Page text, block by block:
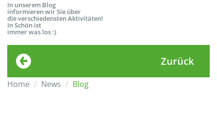
In unserem Blog
informieren wir Sie über
die verschiedensten Aktivitäten!
In Schön ist
immer was los :)
Zurück
Home News Blog